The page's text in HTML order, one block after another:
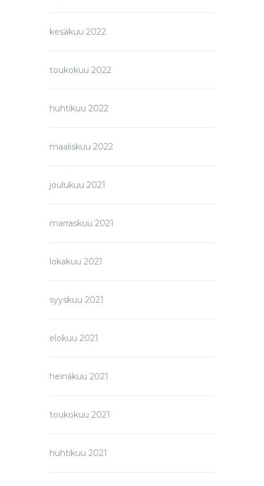
kesäkuu 2022
toukokuu 2022
huhtikuu 2022
maaliskuu 2022
joulukuu 2021
marraskuu 2021
lokakuu 2021
syyskuu 2021
elokuu 2021
heinäkuu 2021
toukokuu 2021
huhtikuu 2021